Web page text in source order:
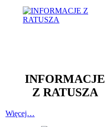
INFORMACJE
Z RATUSZA
Więcej…